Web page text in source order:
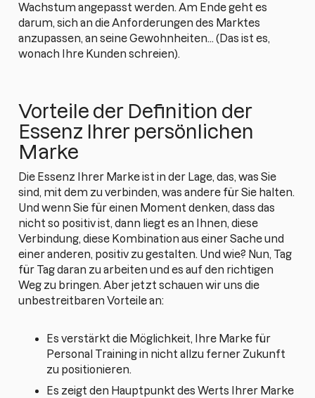
Wachstum angepasst werden. Am Ende geht es
darum, sich an die Anforderungen des Marktes
anzupassen, an seine Gewohnheiten... (Das ist es,
wonach Ihre Kunden schreien).
Vorteile der Definition der
Essenz Ihrer persönlichen
Marke
Die Essenz Ihrer Marke ist in der Lage, das, was Sie
sind, mit dem zu verbinden, was andere für Sie halten.
Und wenn Sie für einen Moment denken, dass das
nicht so positiv ist, dann liegt es an Ihnen, diese
Verbindung, diese Kombination aus einer Sache und
einer anderen, positiv zu gestalten. Und wie? Nun, Tag
für Tag daran zu arbeiten und es auf den richtigen
Weg zu bringen. Aber jetzt schauen wir uns die
unbestreitbaren Vorteile an:
Es verstärkt die Möglichkeit, Ihre Marke für
Personal Training in nicht allzu ferner Zukunft
zu positionieren.
Es zeigt den Hauptpunkt des Werts Ihrer Marke